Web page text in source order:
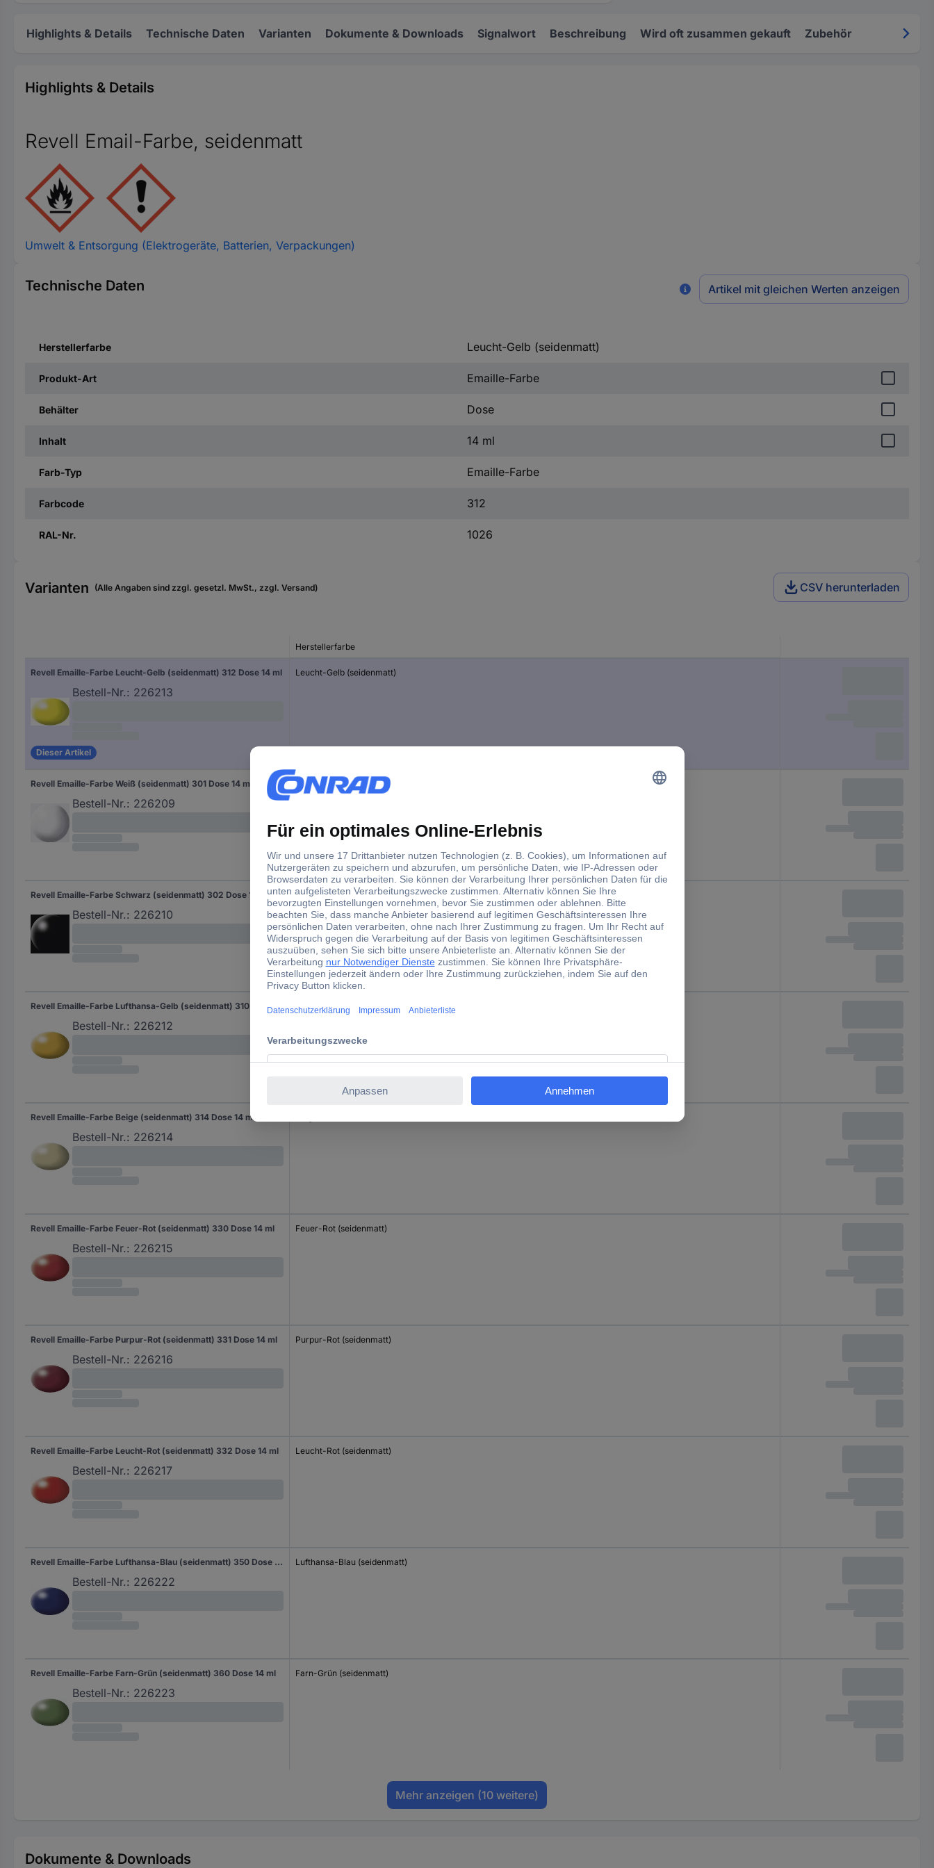
Highlights & Details Technische Daten Varianten Dokumente & Downloads Signalwort Beschreibung Wird oft zusammen gekauft Zubehör
Highlights & Details
Revell Email-Farbe, seidenmatt
Umwelt & Entsorgung (Elektrogeräte, Batterien, Verpackungen)
Technische Daten Artikel mit gleichen Werten anzeigen
Herstellerfarbe Leucht-Gelb (seidenmatt)
Produkt-Art Emaille-Farbe
Behälter Dose
Inhalt 14 ml
Farb-Typ Emaille-Farbe
Farbcode 312
RAL-Nr. 1026
Varianten (Alle Angaben sind zzgl. gesetzl. MwSt., zzgl. Versand) CSV herunterladen
Herstellerfarbe
Revell Emaille-Farbe Leucht-Gelb (seidenmatt) 312 Dose 14 ml
Bestell-Nr.: 226213
Dieser Artikel
Leucht-Gelb (seidenmatt)
Revell Emaille-Farbe Weiß (seidenmatt) 301 Dose 14 ml
Bestell-Nr.: 226209
Weiß (seidenmatt)
Revell Emaille-Farbe Schwarz (seidenmatt) 302 Dose 14 ml
Bestell-Nr.: 226210
Schwarz (seidenmatt)
Revell Emaille-Farbe Lufthansa-Gelb (seidenmatt) 310 Dose 14 ml
Bestell-Nr.: 226212
Lufthansa-Gelb (seidenmatt)
Revell Emaille-Farbe Beige (seidenmatt) 314 Dose 14 ml
Bestell-Nr.: 226214
Revell Emaille-Farbe Feuer-Rot (seidenmatt) 330 Dose 14 ml
Bestell-Nr.: 226215
Feuer-Rot (seidenmatt)
Revell Emaille-Farbe Purpur-Rot (seidenmatt) 331 Dose 14 ml
Bestell-Nr.: 226216
Purpur-Rot (seidenmatt)
Revell Emaille-Farbe Leucht-Rot (seidenmatt) 332 Dose 14 ml
Bestell-Nr.: 226217
Leucht-Rot (seidenmatt)
Revell Emaille-Farbe Lufthansa-Blau (seidenmatt) 350 Dose 14 ml
Bestell-Nr.: 226222
Lufthansa-Blau (seidenmatt)
Revell Emaille-Farbe Farn-Grün (seidenmatt) 360 Dose 14 ml
Bestell-Nr.: 226223
Farn-Grün (seidenmatt)
Mehr anzeigen (10 weitere)
Dokumente & Downloads